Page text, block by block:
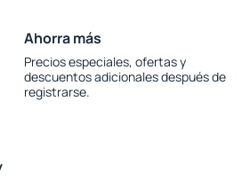
Ahorra más
Precios especiales, ofertas y
descuentos adicionales después de
registrarse.